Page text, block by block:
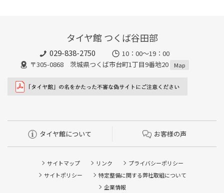
タイヤ館 つくば谷田部
029-838-2750
10：00～19：00
〒305-0868 茨城県つくば市台町1丁目9番地20
Map
タイヤ館について お客様の声
サイトマップ リンク
プライバシーポリシー
サイトポリシー
特定整備に関する弊社取組について
企業情報